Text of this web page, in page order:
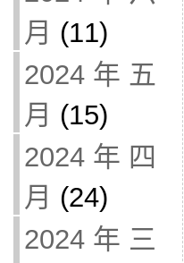
月 (11)
2024 年 五
月 (15)
2024 年 四
月 (24)
2024 年 三